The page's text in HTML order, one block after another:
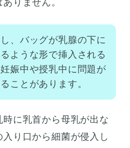
りません。
、バッグが乳腺の下に
ような形で挿入される
娠中や授乳中に問題が
ことがあります。
に乳首から母乳が出な
り口から細菌が侵入し